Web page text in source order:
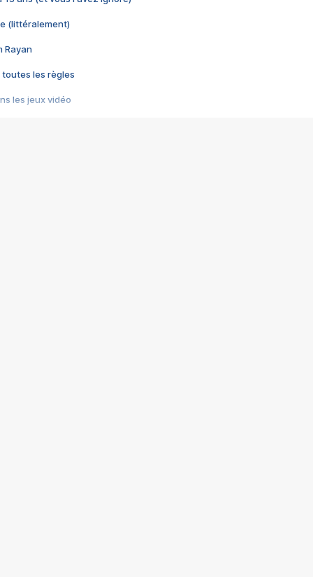
(littéralement)
Rayan
toutes les règles
les jeux vidéo